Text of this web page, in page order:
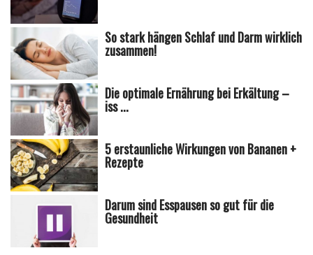
So stark hängen Schlaf und Darm wirklich
zusammen!
Die optimale Ernährung bei Erkältung –
iss ...
5 erstaunliche Wirkungen von Bananen +
Rezepte
Darum sind Esspausen so gut für die
Gesundheit